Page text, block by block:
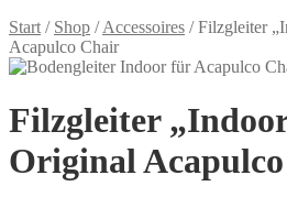
Start / Shop /Accessoires /Filzgleiter
Acapulco Chair
Filzgleiter
Original